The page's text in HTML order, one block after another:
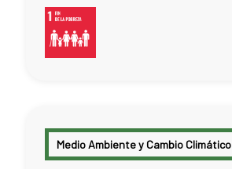
Medio Ambiente y Cambio Climático